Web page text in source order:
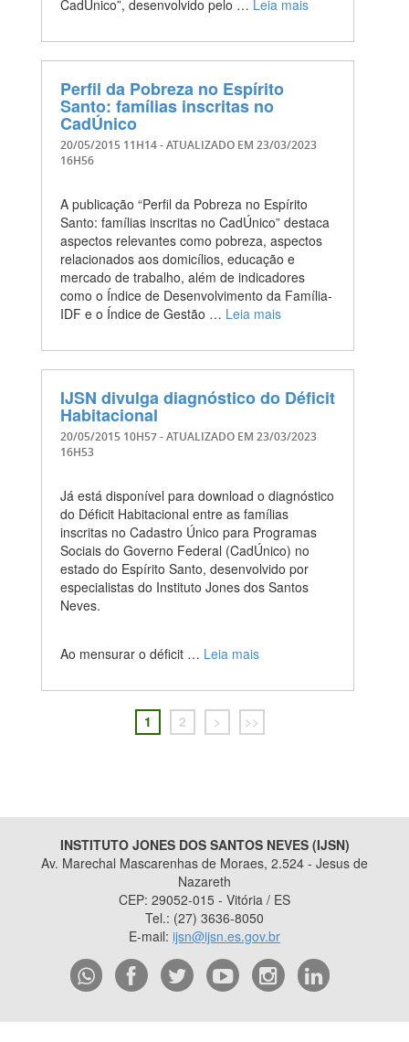
CadÚnico”, desenvolvido pelo … Leia mais
Perfil da Pobreza no Espírito
Santo: famílias inscritas no
CadÚnico
20/05/2015 11H14- ATUALIZADO EM 23/03/2023
16H56
A publicação “Perfil da Pobreza no Espírito
Santo: famílias inscritas no CadÚnico” destaca
aspectos relevantes como pobreza, aspectos
relacionados aos domicílios, educação e
mercado de trabalho, além de indicadores
como o Índice de Desenvolvimento da Família-
IDF e o Índice de Gestão … Leia mais
IJSN divulga diagnóstico do Déficit
Habitacional
20/05/2015 10H57- ATUALIZADO EM 23/03/2023
16H53
Já está disponível para download o diagnóstico
do Déficit Habitacional entre as famílias
inscritas no Cadastro Único para Programas
Sociais do Governo Federal (CadÚnico) no
estado do Espírito Santo, desenvolvido por
especialistas do Instituto Jones dos Santos
Neves.
Ao mensurar o déficit … Leia mais
1 2 > >>
INSTITUTO JONES DOS SANTOS NEVES (IJSN)
Av. Marechal Mascarenhas de Moraes, 2.524 - Jesus de
Nazareth
CEP: 29052-015 - Vitória / ES
Tel.: (27) 3636-8050
E-mail: ijsn@ijsn.es.gov.br